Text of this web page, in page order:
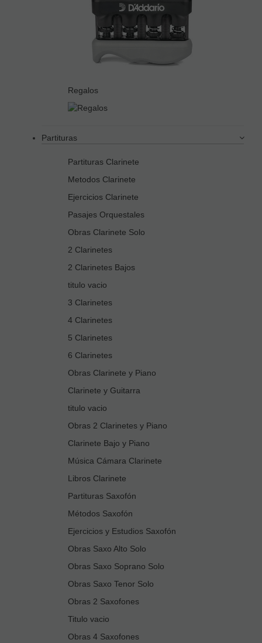
Regalos
Partituras
Partituras Clarinete
Metodos Clarinete
Ejercicios Clarinete
Pasajes Orquestales
Obras Clarinete Solo
2 Clarinetes
2 Clarinetes Bajos
titulo vacio
3 Clarinetes
4 Clarinetes
5 Clarinetes
6 Clarinetes
Obras Clarinete y Piano
Clarinete y Guitarra
titulo vacio
Obras 2 Clarinetes y Piano
Clarinete Bajo y Piano
Música Cámara Clarinete
Libros Clarinete
Partituras Saxofón
Métodos Saxofón
Ejercicios y Estudios Saxofón
Obras Saxo Alto Solo
Obras Saxo Soprano Solo
Obras Saxo Tenor Solo
Obras 2 Saxofones
Titulo vacio
Obras 4 Saxofones